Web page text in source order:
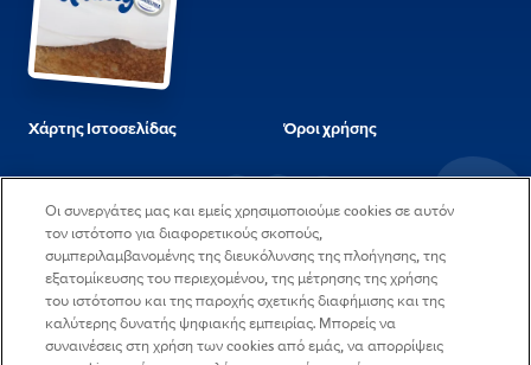
Χάρτης Ιστοσελίδας
Η πολιτική μας για τα
Δήλωση Απορρήτου
Όροι χρήσης
διεύθυνση
Επικοινωνήστε μαζί μας
Θέσεις εργασίας
Οι συνεργάτες μας και εμείς χρησιμοποιούμε cookies σε αυτόν
τον ιστότοπο για διαφορετικούς σκοπούς,
συμπεριλαμβανομένης της διευκόλυνσης της πλοήγησης, της
εξατομίκευσης του περιεχομένου, της μέτρησης της χρήσης
του ιστότοπου και της παροχής σχετικής διαφήμισης και της
καλύτερης δυνατής ψηφιακής εμπειρίας. Μπορείς να
συναινέσεις στη χρήση των cookies από εμάς, να απορρίψεις